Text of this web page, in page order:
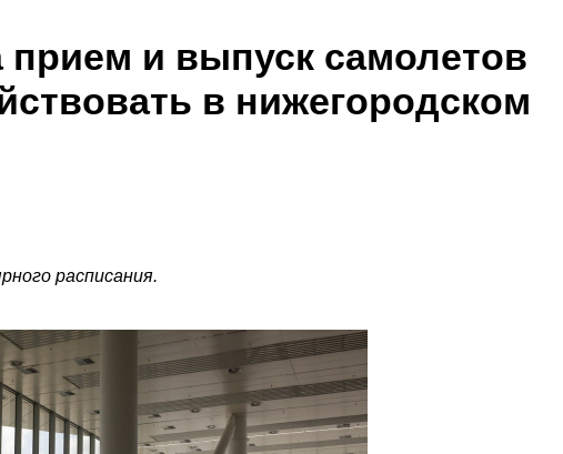
прием и выпуск самолетов
в нижегородском
расписания.